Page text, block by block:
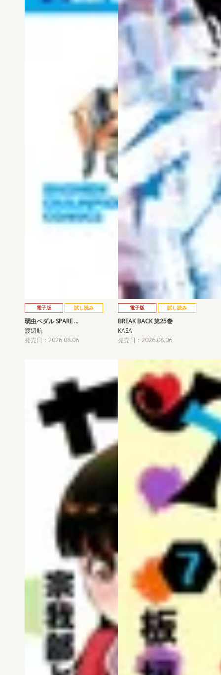
電子版 試し読み
弱虫ペダル SPARE …
渡辺航
発売日：2026.08.06
電子版 試し読み
BREAK BACK 第25巻
KASA
発売日：2026.08.06